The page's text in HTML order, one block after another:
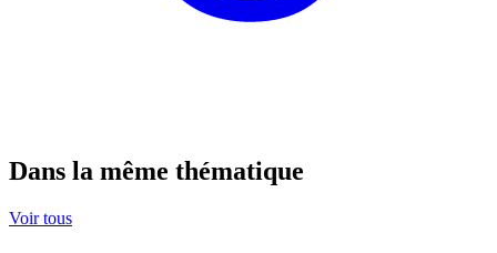
Dans la même thématique
Voir tous